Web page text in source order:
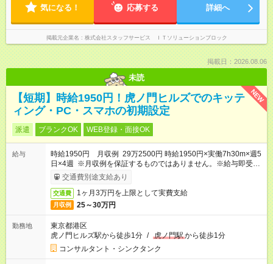
気になる！ 応募する 詳細へ
掲載元企業名 株式会社スタッフサービス ＩＴソリューションブロック
掲載日：2026.08.06
未読
NEW
【短期】時給1950円！虎ノ門ヒルズでのキッテ
ィング・PC・スマホの初期設定
派遣 ブランクOK WEB登録・面接OK
給与
時給1950円 月収例 29万2500円 時給1950円×実働7h30m×週5
日×4週 ※月収例を保証するものではありません。※給与即受取
りサービス利用可（利用条件有）
交通費別途支給あり
交通費 1ヶ月3万円を上限として実費支給
月収例 25～30万円
勤務地
東京都港区
虎ノ門ヒルズ駅から徒歩1分 / 虎ノ門駅から徒歩1分
コンサルタント・シンクタンク